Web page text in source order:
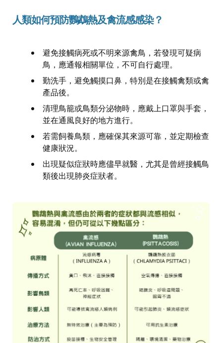
人類如何預防鸚鵡熱及禽流感感染？
避免接觸病死或不明來源禽鳥，若發現可疑病
鳥，應通報相關單位，不可自行處理。
勤洗手，避免觸摸口鼻，特別是在接觸禽類或禽
產品後。
清理鳥籠或鳥類分泌物時，應戴上口罩與手套，
並在通風良好的地方進行。
若需飼養鳥類，應確保其來源可靠，並定期檢查
健康狀況。
出現疑似症狀時應儘早就醫，尤其是曾經接觸鳥
類後出現肺炎症狀者。